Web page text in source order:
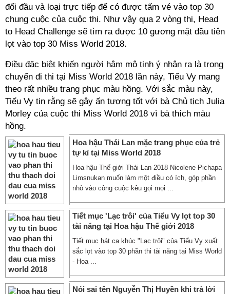
đối đầu và loại trực tiếp để có được tấm vé vào top 30
chung cuộc của cuộc thi. Như vậy qua 2 vòng thi, Head
to Head Challenge sẽ tìm ra được 10 gương mặt đầu tiên
lọt vào top 30 Miss World 2018.
Điều đặc biệt khiến người hâm mộ tinh ý nhận ra là trong
chuyến đi thi tại Miss World 2018 lần này, Tiểu Vy mang
theo rất nhiều trang phục màu hồng. Với sắc màu này,
Tiểu Vy tin rằng sẽ gây ấn tượng tốt với bà Chủ tịch Julia
Morley của cuộc thi Miss World 2018 vì bà thích màu
hồng.
Hoa hậu Thái Lan mặc trang phục của trẻ
tự kỉ tại Miss World 2018
Hoa hậu Thế giới Thái Lan 2018 Nicolene Pichapa
Limsnukan muốn làm một điều có ích, góp phần
nhỏ vào công cuộc kêu gọi mọi ...
Tiết mục 'Lạc trôi' của Tiểu Vy lọt top 30
tài năng tại Hoa hậu Thế giới 2018
Tiết mục hát ca khúc "Lạc trôi" của Tiểu Vy xuất
sắc lọt vào top 30 phần thi tài năng tại Miss World
- Hoa ...
Nói sai tên Nguyễn Thị Huyền khi trả lời